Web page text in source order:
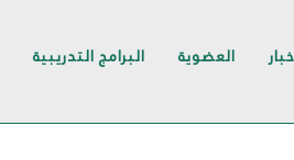
العضوية البرامج التدريبية